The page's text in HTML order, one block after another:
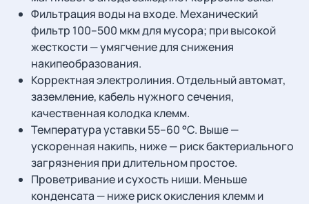
Фильтрация воды на входе. Механический
фильтр 100–500 мкм для мусора; при высокой
жесткости — умягчение для снижения
накипеобразования.
Корректная электролиния. Отдельный автомат,
заземление, кабель нужного сечения,
качественная колодка клемм.
Температура уставки 55–60 °C. Выше —
ускоренная накипь, ниже — риск бактериального
загрязнения при длительном простое.
Проветривание и сухость ниши. Меньше
конденсата — ниже риск окисления клемм и